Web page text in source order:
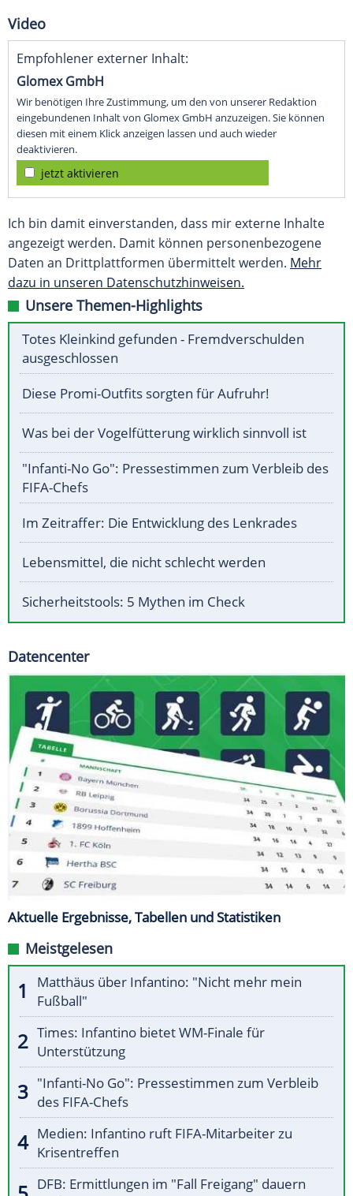
Video
Empfohlener externer Inhalt:
Glomex GmbH
Wir benötigen Ihre Zustimmung, um den von unserer Redaktion
eingebundenen Inhalt von Glomex GmbH anzuzeigen. Sie können
diesen mit einem Klick anzeigen lassen und auch wieder
deaktivieren.
jetzt aktivieren
Ich bin damit einverstanden, dass mir externe Inhalte
angezeigt werden. Damit können personenbezogene
Daten an Drittplattformen übermittelt werden. Mehr
dazu in unseren Datenschutzhinweisen.
Unsere Themen-Highlights
Totes Kleinkind gefunden - Fremdverschulden
ausgeschlossen
Diese Promi-Outfits sorgten für Aufruhr!
Was bei der Vogelfütterung wirklich sinnvoll ist
"Infanti-No Go": Pressestimmen zum Verbleib des
FIFA-Chefs
Im Zeitraffer: Die Entwicklung des Lenkrades
Lebensmittel, die nicht schlecht werden
Sicherheitstools: 5 Mythen im Check
Datencenter
Aktuelle Ergebnisse, Tabellen und Statistiken
Meistgelesen
Matthäus über Infantino: "Nicht mehr mein
Fußball"
Times: Infantino bietet WM-Finale für
Unterstützung
"Infanti-No Go": Pressestimmen zum Verbleib
des FIFA-Chefs
Medien: Infantino ruft FIFA-Mitarbeiter zu
Krisentreffen
DFB: Ermittlungen im "Fall Freigang" dauern